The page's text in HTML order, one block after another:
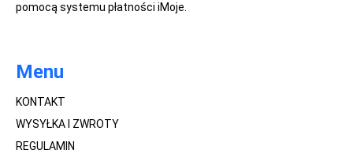
pomocą systemu płatności iMoje.
Menu
KONTAKT
WYSYŁKA I ZWROTY
REGULAMIN